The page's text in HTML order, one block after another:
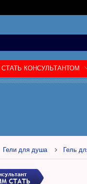
СТАТЬ КОНСУЛЬТАНТОМ
Гели для душа Гель